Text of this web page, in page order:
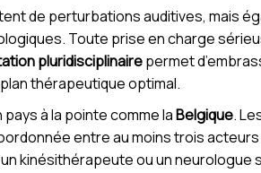
de perturbations auditives, mais
Toute prise en charge
pluridisciplinairepermet
thérapeutique optimal.
à la pointe comme laBelgique.
entre au moins trois acteurs
kinésithérapeute ou un neurologue